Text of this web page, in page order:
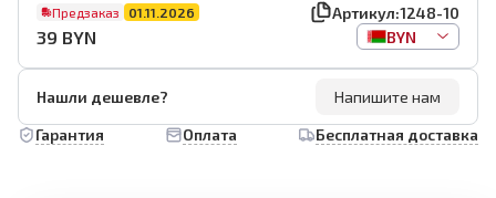
Предзаказ 01.11.2026 Артикул:1248-10
39 BYN BYN
Нашли дешевле?
Напишите нам
Гарантия
Оплата Бесплатная доставка